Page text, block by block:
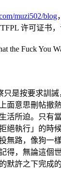
muzi502/blog
许可证书
the Fuck You
只是按要求訓
面意思刪帖撤
活所迫。只有
絕執行」的時
無路，像狗一
得，無論這個
默許之下完成